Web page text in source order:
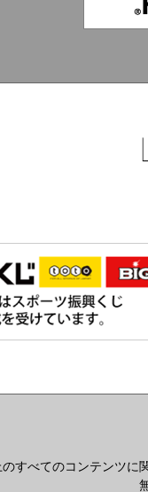
すべてのコンテンツに